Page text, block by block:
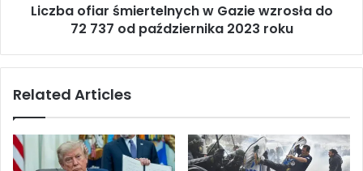
r
ń
y
k
e
e
l
Liczba ofiar śmiertelnych w Gazie wzrosła do
72 737 od października 2023 roku
Related Articles